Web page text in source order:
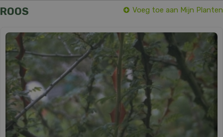
ROOS Voeg toe aan Mijn Planten